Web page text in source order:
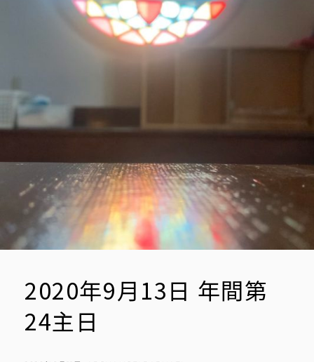
2020年9月13日 年間第
24主日